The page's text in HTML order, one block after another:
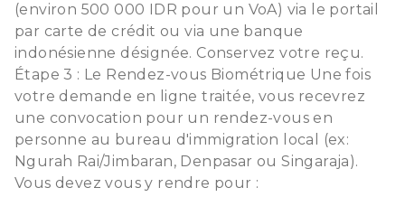
(environ 500 000 IDR pour un VoA) via le portail
par carte de crédit ou via une banque
indonésienne désignée. Conservez votre reçu.
Étape 3 : Le Rendez-vous Biométrique Une fois
votre demande en ligne traitée, vous recevrez
une convocation pour un rendez-vous en
personne au bureau d'immigration local (ex:
Ngurah Rai/Jimbaran, Denpasar ou Singaraja).
Vous devez vous y rendre pour :